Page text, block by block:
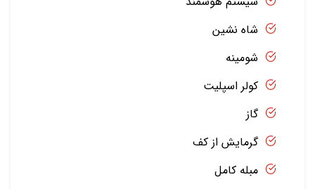
شاه نشین
شومینه
کولر اسپلیت
گاز
گرمایش از کف
مبله کامل